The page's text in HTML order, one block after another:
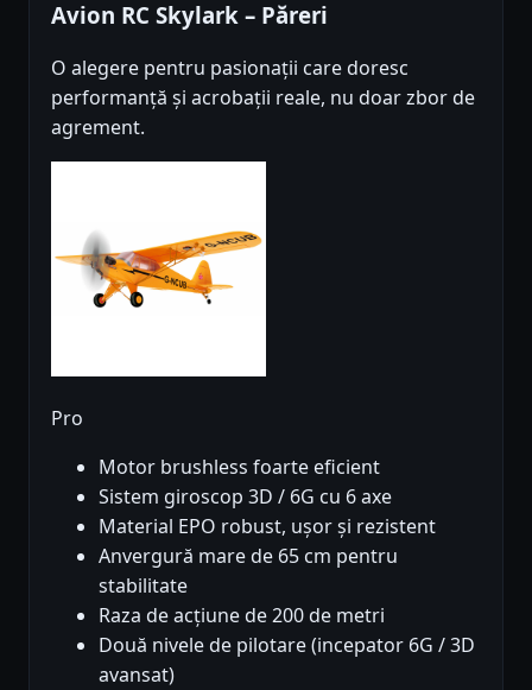
Avion RC Skylark – Păreri
O alegere pentru pasionații care doresc
performanță și acrobații reale, nu doar zbor de
agrement.
Pro
Motor brushless foarte eficient
Sistem giroscop 3D / 6G cu 6 axe
Material EPO robust, ușor și rezistent
Anvergură mare de 65 cm pentru
stabilitate
Raza de acțiune de 200 de metri
Două nivele de pilotare (incepator 6G / 3D
avansat)